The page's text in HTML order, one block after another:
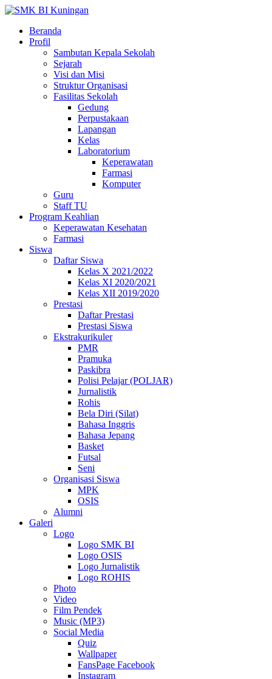
Beranda
Profil
Sambutan Kepala Sekolah
Sejarah
Visi dan Misi
Struktur Organisasi
Fasilitas Sekolah
Gedung
Perpustakaan
Lapangan
Kelas
Laboratorium
Keperawatan
Farmasi
Komputer
Guru
Staff TU
Program Keahlian
Keperawatan Kesehatan
Farmasi
Siswa
Daftar Siswa
Kelas X 2021/2022
Kelas XI 2020/2021
Kelas XII 2019/2020
Prestasi
Daftar Prestasi
Prestasi Siswa
Ekstrakurikuler
PMR
Pramuka
Paskibra
Polisi Pelajar (POLJAR)
Jurnalistik
Rohis
Bela Diri (Silat)
Bahasa Inggris
Bahasa Jepang
Basket
Futsal
Seni
Organisasi Siswa
MPK
OSIS
Alumni
Galeri
Logo
Logo SMK BI
Logo OSIS
Logo Jurnalistik
Logo ROHIS
Photo
Video
Film Pendek
Music (MP3)
Social Media
Quiz
Wallpaper
FansPage Facebook
Instagram